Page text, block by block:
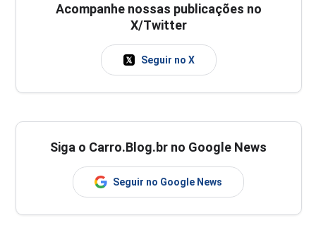
Acompanhe nossas publicações no
X/Twitter
Seguir no X
Siga o Carro.Blog.br no Google News
Seguir no Google News